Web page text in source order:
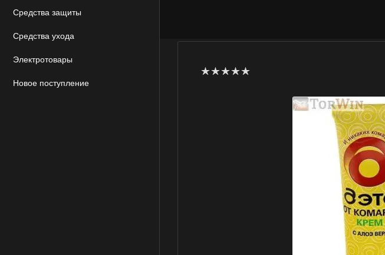
Средства защиты
Средства ухода
Электротовары
Новое поступление